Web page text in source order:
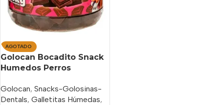
AGOTADO
Golocan Bocadito Snack
Humedos Perros
Golocan, Snacks-Golosinas-
Dentals, Galletitas Húmedas,